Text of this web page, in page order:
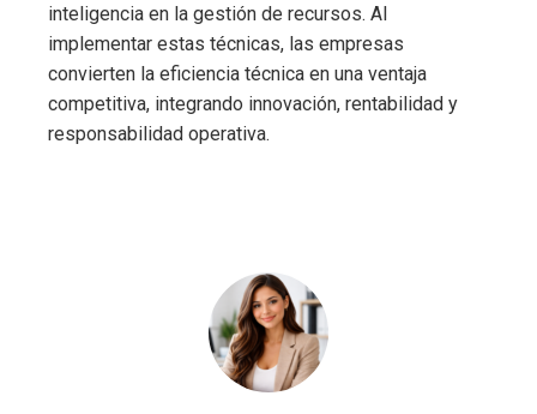
inteligencia en la gestión de recursos. Al
implementar estas técnicas, las empresas
convierten la eficiencia técnica en una ventaja
competitiva, integrando innovación, rentabilidad y
responsabilidad operativa.